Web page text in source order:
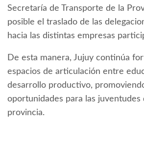
Secretaría de Transporte de la
posible el traslado de las
hacia las distintas empresas
De esta manera, Jujuy continúa
espacios de articulación entre
desarrollo productivo,
oportunidades para las juventudes
provincia.